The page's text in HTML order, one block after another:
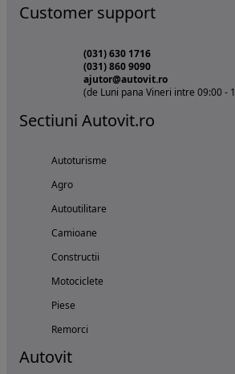
Customer support
(031) 630 1716
(031) 860 9090
ajutor@autovit.ro
(de Luni pana Vineri intre 09:00 -
Sectiuni Autovit.ro
Autoturisme
Agro
Autoutilitare
Camioane
Constructii
Motociclete
Piese
Remorci
Autovit